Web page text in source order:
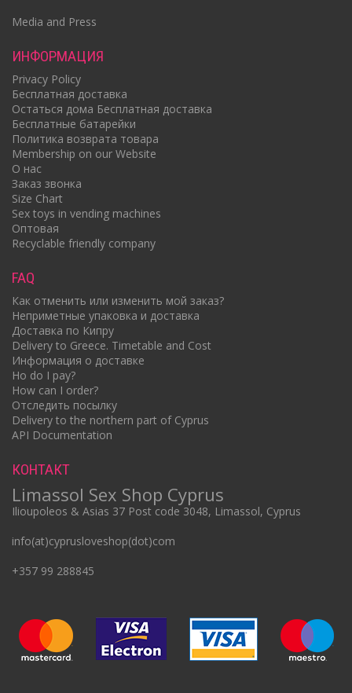
Media and Press
ИНФОРМАЦИЯ
Privacy Policy
Бесплатная доставка
Oстаться дома Бесплатная доставка
Бесплатные батарейки
Политика возврата товара
Membership on our Website
О нас
Заказ звонка
Size Chart
Sex toys in vending machines
Оптовая
Recyclable friendly company
FAQ
Как отменить или изменить мой заказ?
Неприметные упаковка и доставка
Доставка по Кипру
Delivery to Greece. Timetable and Cost
Информация о доставке
Ho do I pay?
How can I order?
Отследить посылку
Delivery to the northern part of Cyprus
API Documentation
КОНТАКТ
Limassol Sex Shop Cyprus
Ilioupoleos & Asias 37 Post code 3048, Limassol, Cyprus
info(at)cyprusloveshop(dot)com
+357 99 288845